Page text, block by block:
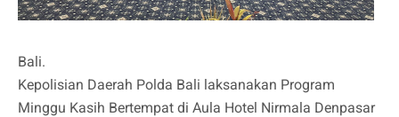
Bali.
Kepolisian Daerah Polda Bali laksanakan Program
Minggu Kasih Bertempat di Aula Hotel Nirmala Denpasar